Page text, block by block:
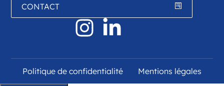
CONTACT
Politique de confidentialité Mentions légales